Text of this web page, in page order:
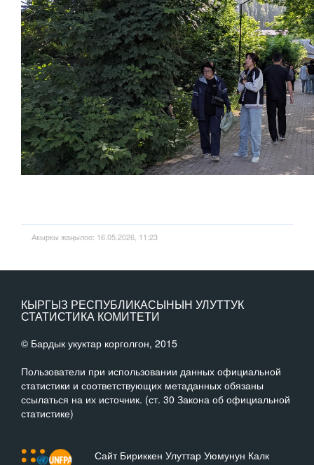
Акыркы жаңылоо: 16.05.2026, 11:23
КЫРГЫЗ РЕСПУБЛИКАСЫНЫН УЛУТТУК
СТАТИСТИКА КОМИТЕТИ
© Бардык укуктар корголгон, 2015
Пользователи при использовании данных официальной
статистики и соответствующих метаданных обязаны
ссылаться на их источник. (ст. 30 Закона об официальной
статистике)
Сайт Бириккен Улуттар Уюмунун Калк